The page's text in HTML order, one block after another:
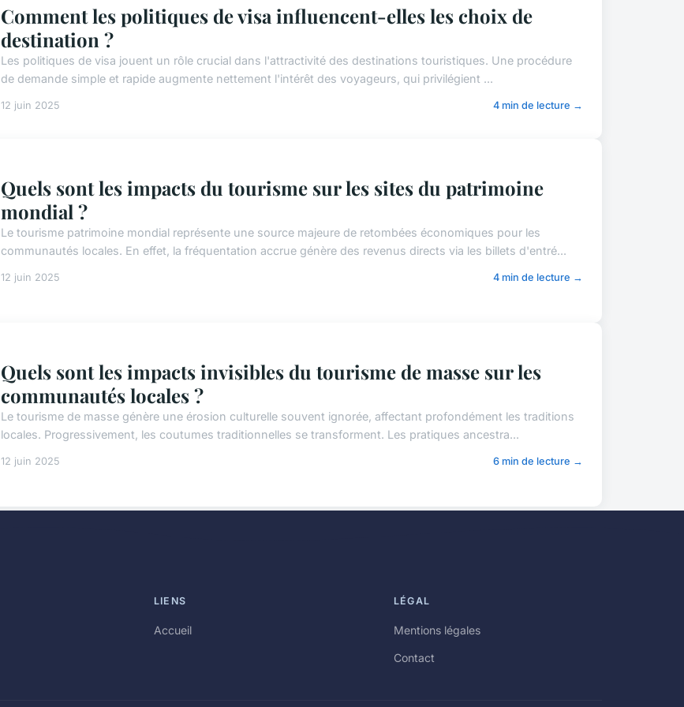
Comment les politiques de visa influencent-elles les choix de
destination ?
Les politiques de visa jouent un rôle crucial dans l'attractivité des destinations touristiques. Une procédure
de demande simple et rapide augmente nettement l'intérêt des voyageurs, qui privilégient ...
12 juin 2025 4 min de lecture →
Quels sont les impacts du tourisme sur les sites du patrimoine
mondial ?
Le tourisme patrimoine mondial représente une source majeure de retombées économiques pour les
communautés locales. En effet, la fréquentation accrue génère des revenus directs via les billets d'entré...
12 juin 2025 4 min de lecture →
Quels sont les impacts invisibles du tourisme de masse sur les
communautés locales ?
Le tourisme de masse génère une érosion culturelle souvent ignorée, affectant profondément les traditions
locales. Progressivement, les coutumes traditionnelles se transforment. Les pratiques ancestra...
12 juin 2025 6 min de lecture →
LIENS
Accueil
LÉGAL
Mentions légales
Contact